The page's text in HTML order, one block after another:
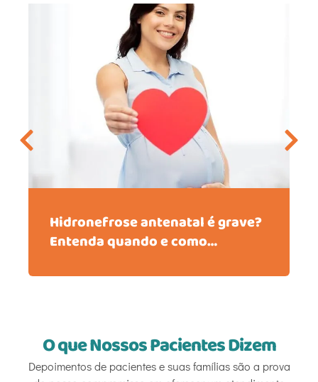
Hidronefrose antenatal é grave?
Entenda quando e como
O que Nossos Pacientes Dizem
Depoimentos de pacientes e suas famílias são a prova